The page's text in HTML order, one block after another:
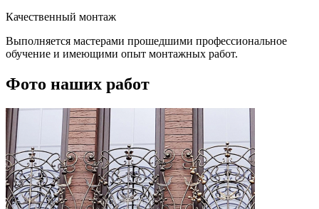
Качественный монтаж
Выполняется мастерами прошедшими профессиональное
обучение и имеющими опыт монтажных работ.
Фото наших работ